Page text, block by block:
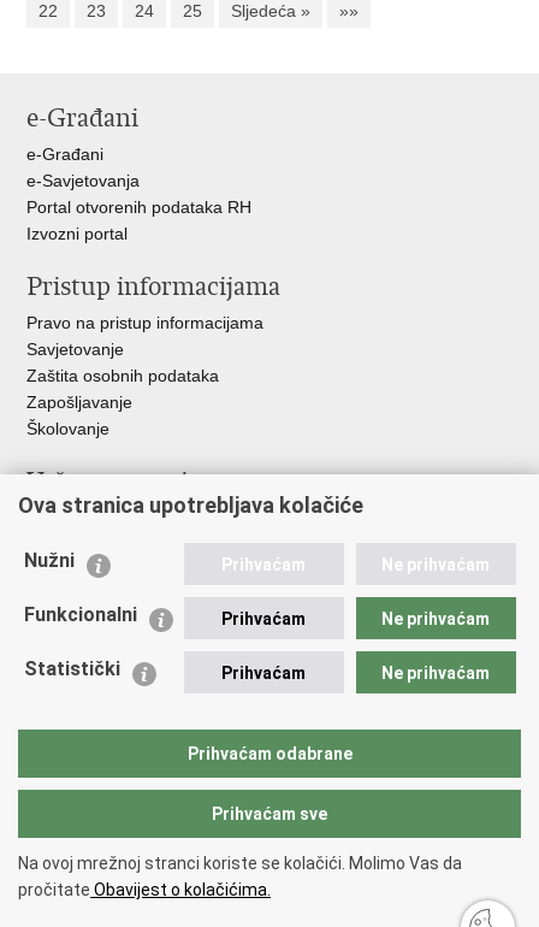
22
23 24 25 Sljedeća » »»
e-Građani
e-Građani
e-Savjetovanja
Portal otvorenih podataka RH
Izvozni portal
Pristup informacijama
Pravo na pristup informacijama
Savjetovanje
Zaštita osobnih podataka
Zapošljavanje
Školovanje
Važne poveznice
Ministarstvo unutarnjih poslova
Udruge
Policijska akademija
Zaklada policijske solidarnosti
Vučetić"
Copyright © 2026 Policijska uprava istarska.
pristupačnosti.
Ova stranica upotrebljava kolačiće
Nužni Prihvaćam Ne prihvaćam
Funkcionalni Prihvaćam Ne prihvaćam
Statistički Prihvaćam Ne prihvaćam
Prihvaćam odabrane
Prihvaćam sve
Na ovoj mrežnoj stranci koriste se kolačići. Molimo Vas da
pročitate Obavijest o kolačićima.